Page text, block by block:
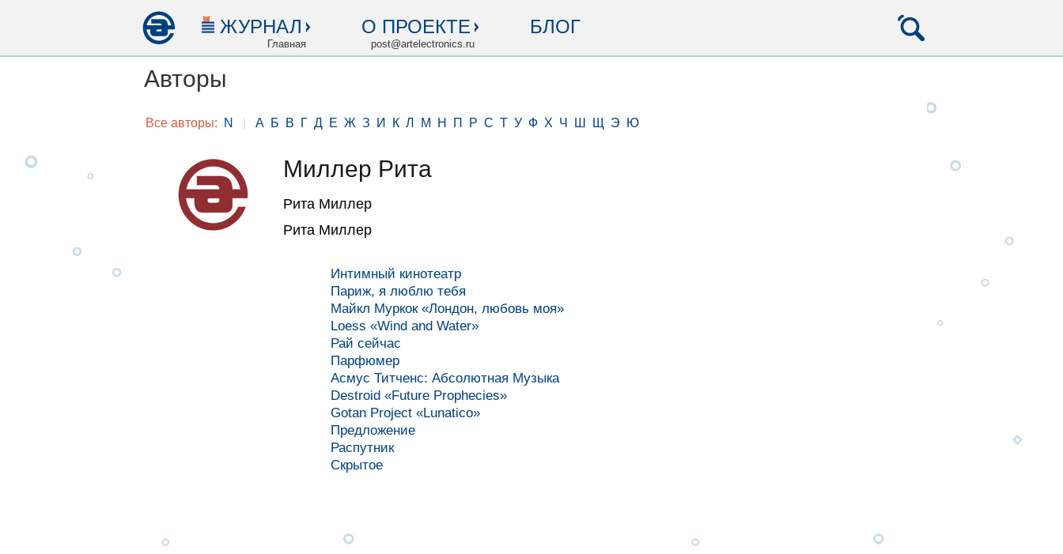
ЖУРНАЛ
Главная
О ПРОЕКТЕ
post@artelectronics.ru
БЛОГ
Авторы
Все авторы: N А Б В Г Д Е Ж З И К Л М Н П Р С Т У Ф Х Ч Ш Щ Э Ю
Миллер Рита
Рита Миллер
Рита Миллер
Интимный кинотеатр
Париж, я люблю тебя
Майкл Муркок «Лондон, любовь моя»
Loess «Wind and Water»
Рай сейчас
Парфюмер
Асмус Титченс: Абсолютная Музыка
Destroid «Future Prophecies»
Gotan Project «Lunatico»
Предложение
Распутник
Скрытое